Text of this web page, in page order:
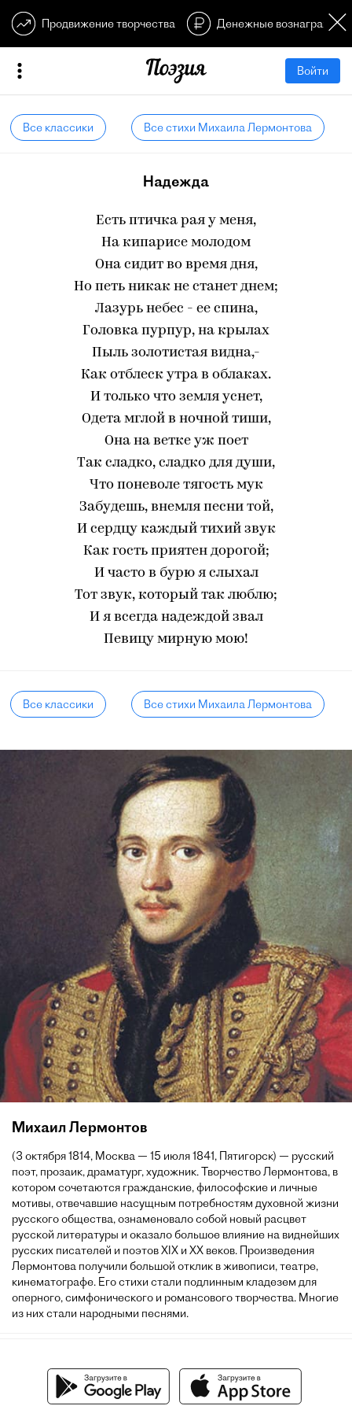
Продвижение творчества Денежные
Войти
Все классики Все стихи Михаила Лермонтова
Надежда
Есть птичка рая у меня,
На кипарисе молодом
Она сидит во время дня,
Но петь никак не станет днем;
Лазурь небес - ее спина,
Головка пурпур, на крылах
Пыль золотистая видна,-
Как отблеск утра в облаках.
И только что земля уснет,
Одета мглой в ночной тиши,
Она на ветке уж поет
Так сладко, сладко для души,
Что поневоле тягость мук
Забудешь, внемля песни той,
И сердцу каждый тихий звук
Как гость приятен дорогой;
И часто в бурю я слыхал
Тот звук, который так люблю;
И я всегда надеждой звал
Певицу мирную мою!
Все классики Все стихи Михаила Лермонтова
Михаил Лермонтов
(3 октября 1814, Москва — 15 июля 1841, Пятигорск) — русский
поэт, прозаик, драматург, художник. Творчество Лермонтова, в
котором сочетаются гражданские, философские и личные
мотивы, отвечавшие насущным потребностям духовной жизни
русского общества, ознаменовало собой новый расцвет
русской литературы и оказало большое влияние на виднейших
русских писателей и поэтов XIX и XX веков. Произведения
Лермонтова получили большой отклик в живописи, театре,
кинематографе. Его стихи стали подлинным кладезем для
оперного, симфонического и романсового творчества. Многие
из них стали народными песнями.